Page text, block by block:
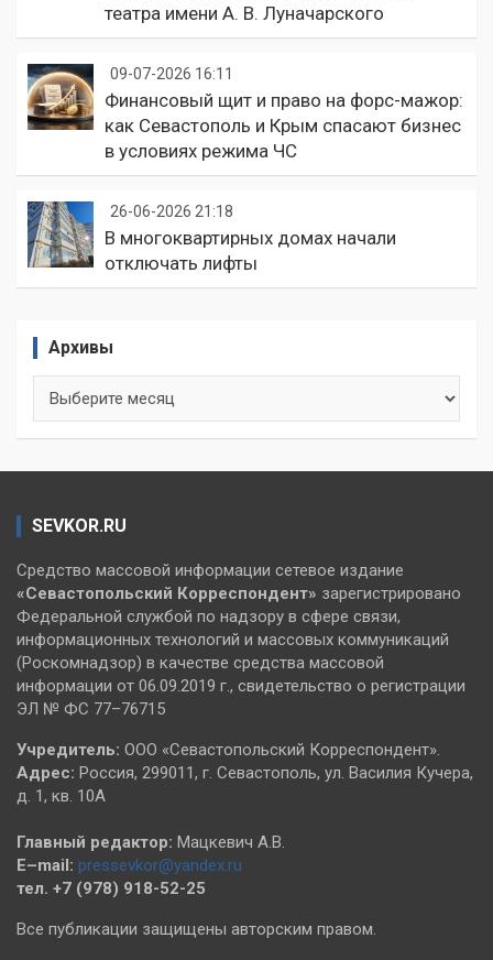
театра имени А. В. Луначарского
09-07-2026 16:11
Финансовый щит и право на форс-мажор:
как Севастополь и Крым спасают бизнес
в условиях режима ЧС
26-06-2026 21:18
В многоквартирных домах начали
отключать лифты
Архивы
SEVKOR.RU
Средство массовой информации сетевое издание
«Севастопольский Корреспондент» зарегистрировано
Федеральной службой по надзору в сфере связи,
информационных технологий и массовых коммуникаций
(Роскомнадзор) в качестве средства массовой
информации от 06.09.2019 г., свидетельство о регистрации
ЭЛ № ФС 77–76715
Учредитель: ООО «Севастопольский Корреспондент».
Адрес: Россия, 299011, г. Севастополь, ул. Василия Кучера,
д. 1, кв. 10А
Главный редактор: Мацкевич А.В.
E–mail: pressevkor@yandex.ru
тел. +7 (978) 918-52-25
Все публикации защищены авторским правом.